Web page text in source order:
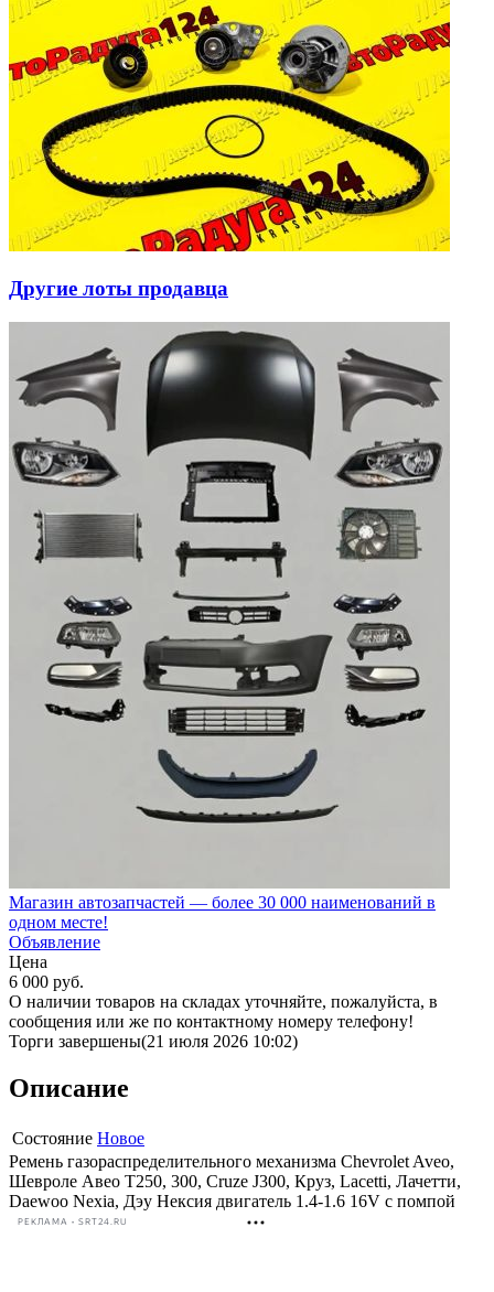
Другие лоты продавца
Магазин автозапчастей — более 30 000 наименований в
одном месте!
Объявление
Цена
6 000 руб.
О наличии товаров на складах уточняйте, пожалуйста, в
сообщения или же по контактному номеру телефону!
Торги завершены(21 июля 2026 10:02)
Описание
Состояние Новое
Ремень газораспределительного механизма Chevrolet Aveo,
Шевроле Авео T250, 300, Cruze J300, Круз, Lacetti, Лачетти,
Daewoo Nexia, Дэу Нексия двигатель 1.4-1.6 16V с помпой
РЕКЛАМА • SRT24.RU